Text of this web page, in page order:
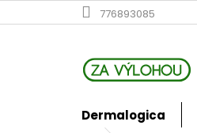
na
776893085
Dermalogica